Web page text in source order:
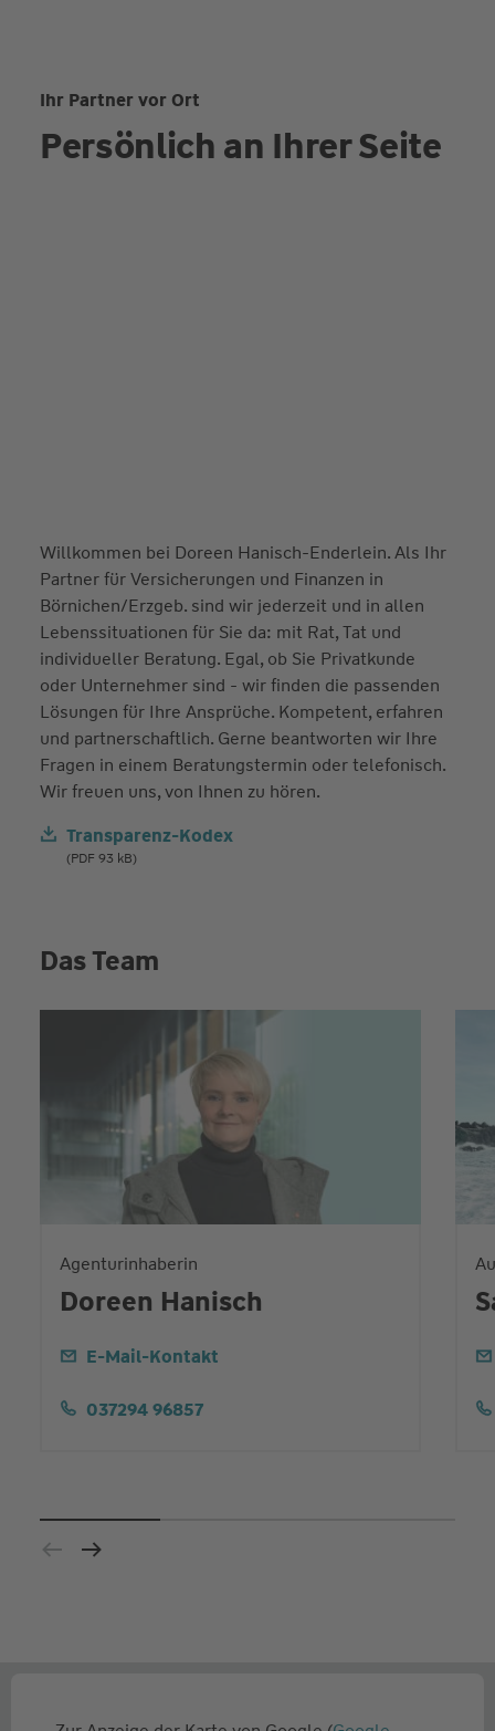
Ihr Partner vor Ort
Persönlich an Ihrer Seite
Willkommen bei Doreen Hanisch-Enderlein. Als Ihr
Partner für Versicherungen und Finanzen in
Börnichen/Erzgeb. sind wir jederzeit und in allen
Lebenssituationen für Sie da: mit Rat, Tat und
individueller Beratung. Egal, ob Sie Privatkunde
oder Unternehmer sind - wir finden die passenden
Lösungen für Ihre Ansprüche. Kompetent, erfahren
und partnerschaftlich. Gerne beantworten wir Ihre
Fragen in einem Beratungstermin oder telefonisch.
Wir freuen uns, von Ihnen zu hören.
Transparenz-Kodex
(PDF 93 kB)
Das Team
Agenturinhaberin
Doreen Hanisch
E-Mail-Kontakt
037294 96857